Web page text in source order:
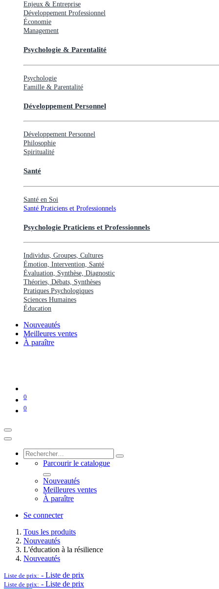
Enjeux & Entreprise
Développement Professionnel
Économie
Management
Psychologie & Parentalité
Psychologie
Famille & Parentalité
Développement Personnel
Développement Personnel
Philosophie
Spiritualité
Santé
Santé en Soi
Santé Praticiens et Professionnels
Psychologie Praticiens et Professionnels
Individus, Groupes, Cultures
Émotion, Intervention, Santé
Évaluation, Synthèse, Diagnostic
Théories, Débats, Synthèses
Pratiques Psychologiques
Sciences Humaines
Éducation
Nouveautés
Meilleures ventes
À paraître
0
0
Parcourir le catalogue
Nouveautés
Meilleures ventes
À paraître
Se connecter
Tous les produits
Nouveautés
L'éducation à la résilience
Nouveautés
Liste de prix: - Liste de prix
Liste de prix: - Liste de prix